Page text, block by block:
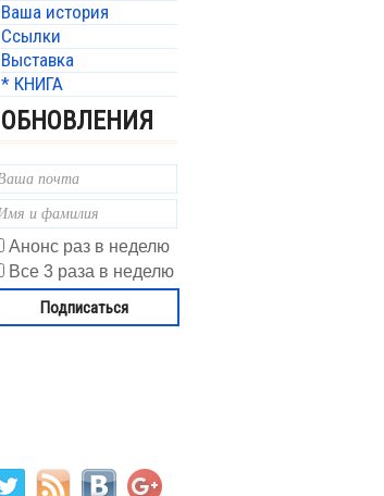
Ваша история
Ссылки
Выставка
* КНИГА
ОБНОВЛЕНИЯ
Анонс раз в неделю
Все 3 раза в неделю